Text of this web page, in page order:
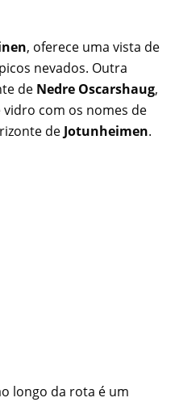
, oferece uma vista de
nevados. Outra
de Nedre Oscarshaug,
com os nomes de
de Jotunheimen.
longo da rota é um